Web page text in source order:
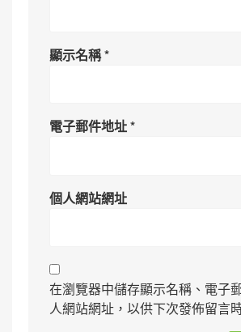
顯示名稱*
電子郵件地址*
個人網站網址
在瀏覽器中儲存顯示名稱、電子
人網站網址，以供下次發佈留言